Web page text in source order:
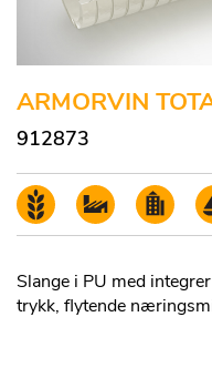
ARMORVIN
912873
Slange i PU med
trykk, flytende